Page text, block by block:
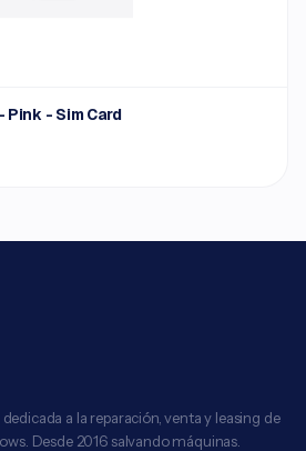
Pink - Sim Card
a la reparación, venta y leasing de
Desde 2016 salvando máquinas.